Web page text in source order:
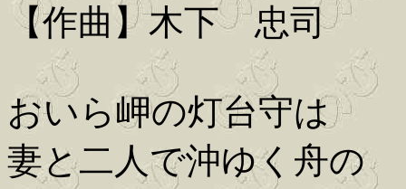
【作曲】木下 忠司
おいら岬の灯台守は
妻と二人で沖ゆく舟の